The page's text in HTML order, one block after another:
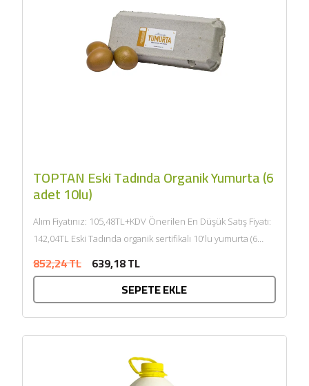
TOPTAN Eski Tadında Organik Yumurta (6
adet 10lu)
Alım Fiyatınız: 105,48TL+KDV Önerilen En Düşük Satış Fiyatı:
142,04TL Eski Tadında organik sertifikalı 10'lu yumurta (6
852,24 TL 639,18 TL
SEPETE EKLE